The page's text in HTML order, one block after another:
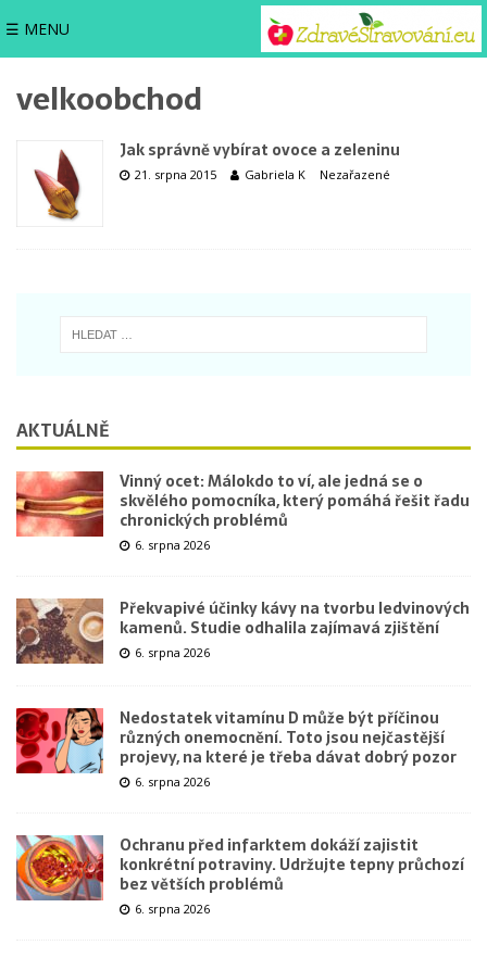
☰ MENU
velkoobchod
Jak správně vybírat ovoce a zeleninu
21. srpna 2015 Gabriela K Nezařazené
AKTUÁLNĚ
Vinný ocet: Málokdo to ví, ale jedná se o
skvělého pomocníka, který pomáhá řešit řadu
chronických problémů
6. srpna 2026
Překvapivé účinky kávy na tvorbu ledvinových
kamenů. Studie odhalila zajímavá zjištění
6. srpna 2026
Nedostatek vitamínu D může být příčinou
různých onemocnění. Toto jsou nejčastější
projevy, na které je třeba dávat dobrý pozor
6. srpna 2026
Ochranu před infarktem dokáží zajistit
konkrétní potraviny. Udržujte tepny průchozí
bez větších problémů
6. srpna 2026